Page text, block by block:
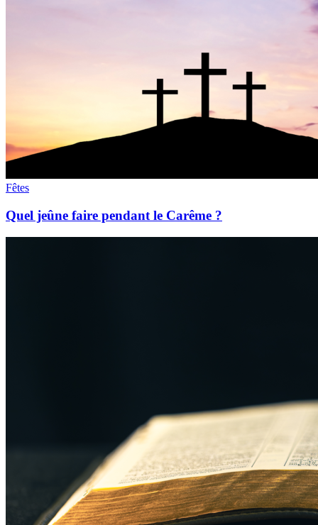
Fêtes
Quel jeûne faire pendant le Carême ?